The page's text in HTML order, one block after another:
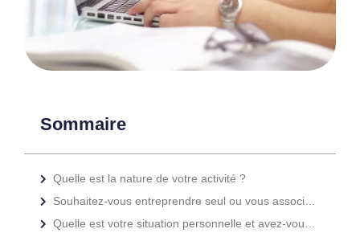
Sommaire
Quelle est la nature de votre activité ?